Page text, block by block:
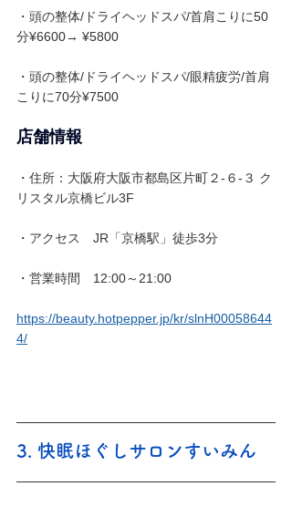
・頭の整体/ドライヘッドスパ/首肩こりに50
分¥6600→ ¥5800
・頭の整体/ドライヘッドスパ/眼精疲労/首肩
こりに70分¥7500
店舗情報
・住所： 大阪府大阪市都島区片町２-６-３ ク
リスタル京橋ビル3F
・アクセス　JR「京橋駅」徒歩3分
・営業時間 12:00～21:00
https://beauty.hotpepper.jp/kr/slnH00058644
4/
3. 快眠ほぐしサロンすいみん